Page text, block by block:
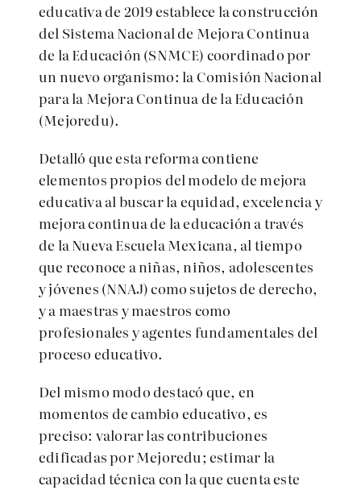
educativa de 2019 establece la construcción
del Sistema Nacional de Mejora Continua
de la Educación (SNMCE) coordinado por
un nuevo organismo: la Comisión Nacional
para la Mejora Continua de la Educación
(Mejoredu).
Detalló que esta reforma contiene
elementos propios del modelo de mejora
educativa al buscar la equidad, excelencia y
mejora continua de la educación a través
de la Nueva Escuela Mexicana, al tiempo
que reconoce a niñas, niños, adolescentes
y jóvenes (NNAJ) como sujetos de derecho,
y a maestras y maestros como
profesionales y agentes fundamentales del
proceso educativo.
Del mismo modo destacó que, en
momentos de cambio educativo, es
preciso: valorar las contribuciones
edificadas por Mejoredu; estimar la
capacidad técnica con la que cuenta este